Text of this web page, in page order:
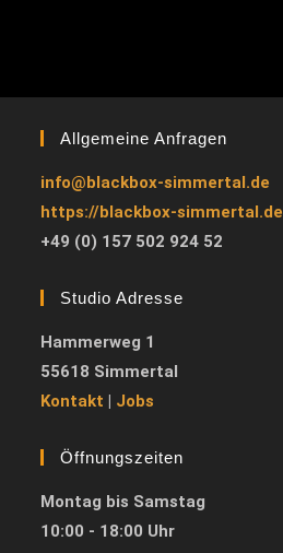
Allgemeine Anfragen
info@blackbox-simmertal.de
https://blackbox-simmertal.de
+49 (0) 157 502 924 52
Studio Adresse
Hammerweg 1
55618 Simmertal
Kontakt | Jobs
Öffnungszeiten
Montag bis Samstag
10:00 - 18:00 Uhr